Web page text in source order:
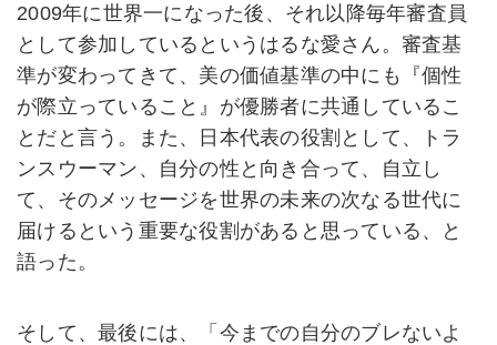
2009年に世界一になった後、それ以降毎年審査員
として参加しているというはるな愛さん。審査基
準が変わってきて、美の価値基準の中にも『個性
が際立っていること』が優勝者に共通しているこ
とだと言う。また、日本代表の役割として、トラ
ンスウーマン、自分の性と向き合って、自立し
て、そのメッセージを世界の未来の次なる世代に
届けるという重要な役割があると思っている、と
語った。
そして、最後には、「今までの自分のブレないよ